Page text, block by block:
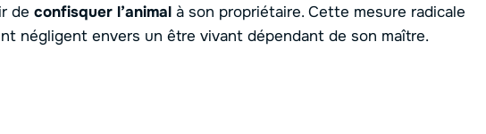
de confisquer l’animal à son propriétaire. Cette mesure radicale
négligent envers un être vivant dépendant de son maître.